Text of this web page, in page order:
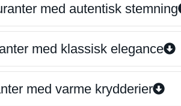
med autentisk stemning
med klassisk elegance
med varme krydderier